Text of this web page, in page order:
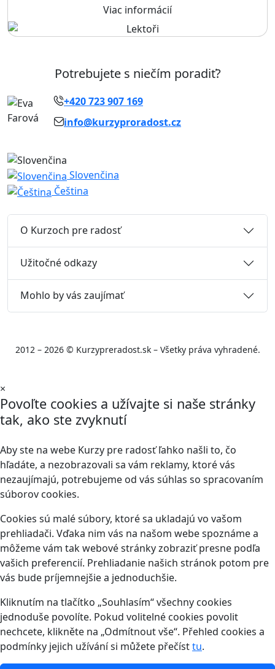
Viac informácií
Potrebujete s niečím poradiť?
+420 723 907 169
info@kurzyproradost.cz
Slovenčina
Čeština
O Kurzoch pre radosť
Užitočné odkazy
Mohlo by vás zaujímať
2012 – 2026 © Kurzypreradost.sk – Všetky práva vyhradené.
×
Povoľte cookies a užívajte si naše stránky
tak, ako ste zvyknutí
Aby ste na webe Kurzy pre radosť ľahko našli to, čo
hľadáte, a nezobrazovali sa vám reklamy, ktoré vás
nezaujímajú, potrebujeme od vás súhlas so spracovaním
súborov cookies.
Cookies sú malé súbory, ktoré sa ukladajú vo vašom
prehliadači. Vďaka nim vás na našom webe spoznáme a
môžeme vám tak webové stránky zobraziť presne podľa
vašich preferencií. Prehliadanie našich stránok potom pre
vás bude príjemnejšie a jednoduchšie.
Kliknutím na tlačítko „Souhlasím“ všechny cookies
jednoduše povolíte. Pokud volitelné cookies povolit
nechcete, klikněte na „Odmítnout vše“. Přehled cookies a
podmínky jejich užívání si můžete přečísttu.